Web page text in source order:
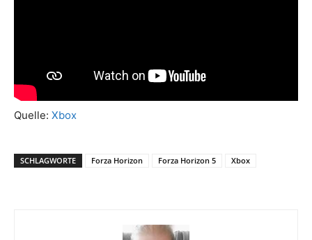
Quelle: Xbox
SCHLAGWORTE Forza Horizon Forza Horizon 5 Xbox